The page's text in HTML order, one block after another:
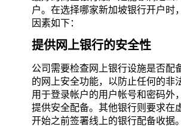
户。在选择哪家新加坡银行开户时
因素如下：
提供网上银行的安全性
公司需要检查网上银行设施是否配
的网上安全功能，以防止任何的非
用于登录帐户的用户帐号和密码外
提供安全配备。其他银行则要求在
开始之前签署线上的银行配备收据。